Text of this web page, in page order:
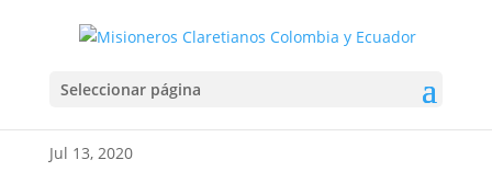
Seleccionar página
Ejercicios Espirituales
Provinciales Online
Jul 13, 2020